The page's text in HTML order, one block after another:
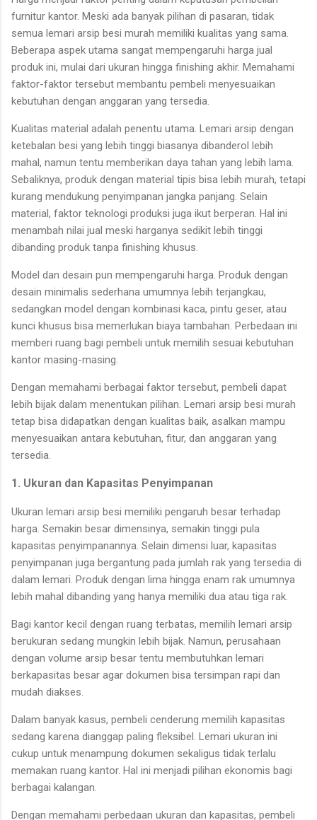
furnitur kantor. Meski ada banyak pilihan di pasaran, tidak
semua lemari arsip besi murah memiliki kualitas yang sama.
Beberapa aspek utama sangat mempengaruhi harga jual
produk ini, mulai dari ukuran hingga finishing akhir. Memahami
faktor-faktor tersebut membantu pembeli menyesuaikan
kebutuhan dengan anggaran yang tersedia.
Kualitas material adalah penentu utama. Lemari arsip dengan
ketebalan besi yang lebih tinggi biasanya dibanderol lebih
mahal, namun tentu memberikan daya tahan yang lebih lama.
Sebaliknya, produk dengan material tipis bisa lebih murah, tetapi
kurang mendukung penyimpanan jangka panjang. Selain
material, faktor teknologi produksi juga ikut berperan. Hal ini
menambah nilai jual meski harganya sedikit lebih tinggi
dibanding produk tanpa finishing khusus.
Model dan desain pun mempengaruhi harga. Produk dengan
desain minimalis sederhana umumnya lebih terjangkau,
sedangkan model dengan kombinasi kaca, pintu geser, atau
kunci khusus bisa memerlukan biaya tambahan. Perbedaan ini
memberi ruang bagi pembeli untuk memilih sesuai kebutuhan
kantor masing-masing.
Dengan memahami berbagai faktor tersebut, pembeli dapat
lebih bijak dalam menentukan pilihan. Lemari arsip besi murah
tetap bisa didapatkan dengan kualitas baik, asalkan mampu
menyesuaikan antara kebutuhan, fitur, dan anggaran yang
tersedia.
1. Ukuran dan Kapasitas Penyimpanan
Ukuran lemari arsip besi memiliki pengaruh besar terhadap
harga. Semakin besar dimensinya, semakin tinggi pula
kapasitas penyimpanannya. Selain dimensi luar, kapasitas
penyimpanan juga bergantung pada jumlah rak yang tersedia di
dalam lemari. Produk dengan lima hingga enam rak umumnya
lebih mahal dibanding yang hanya memiliki dua atau tiga rak.
Bagi kantor kecil dengan ruang terbatas, memilih lemari arsip
berukuran sedang mungkin lebih bijak. Namun, perusahaan
dengan volume arsip besar tentu membutuhkan lemari
berkapasitas besar agar dokumen bisa tersimpan rapi dan
mudah diakses.
Dalam banyak kasus, pembeli cenderung memilih kapasitas
sedang karena dianggap paling fleksibel. Lemari ukuran ini
cukup untuk menampung dokumen sekaligus tidak terlalu
memakan ruang kantor. Hal ini menjadi pilihan ekonomis bagi
berbagai kalangan.
Dengan memahami perbedaan ukuran dan kapasitas, pembeli